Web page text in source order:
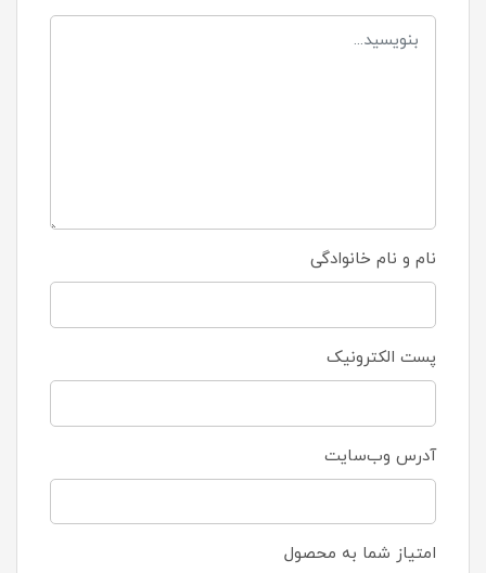
نام و نام خانوادگی
پست الکترونیک
آدرس وب‌سایت
امتیاز شما به محصول